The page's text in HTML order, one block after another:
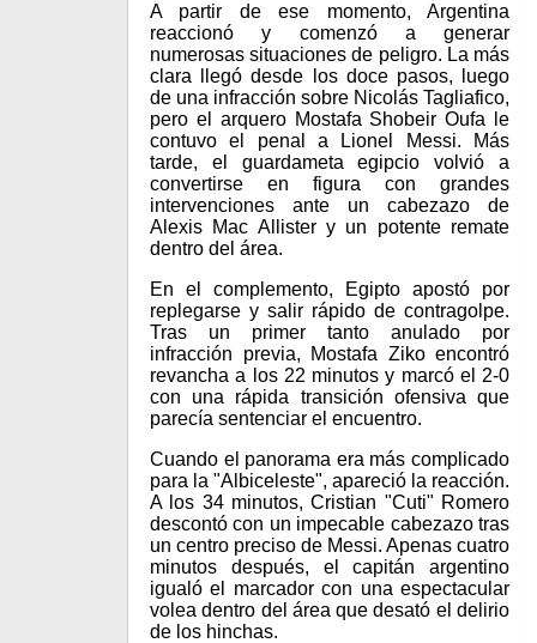
A partir de ese momento, Argentina
reaccionó y comenzó a generar
numerosas situaciones de peligro. La más
clara llegó desde los doce pasos, luego
de una infracción sobre Nicolás Tagliafico,
pero el arquero Mostafa Shobeir Oufa le
contuvo el penal a Lionel Messi. Más
tarde, el guardameta egipcio volvió a
convertirse en figura con grandes
intervenciones ante un cabezazo de
Alexis Mac Allister y un potente remate
dentro del área.
En el complemento, Egipto apostó por
replegarse y salir rápido de contragolpe.
Tras un primer tanto anulado por
infracción previa, Mostafa Ziko encontró
revancha a los 22 minutos y marcó el 2-0
con una rápida transición ofensiva que
parecía sentenciar el encuentro.
Cuando el panorama era más complicado
para la "Albiceleste", apareció la reacción.
A los 34 minutos, Cristian "Cuti" Romero
descontó con un impecable cabezazo tras
un centro preciso de Messi. Apenas cuatro
minutos después, el capitán argentino
igualó el marcador con una espectacular
volea dentro del área que desató el delirio
de los hinchas.